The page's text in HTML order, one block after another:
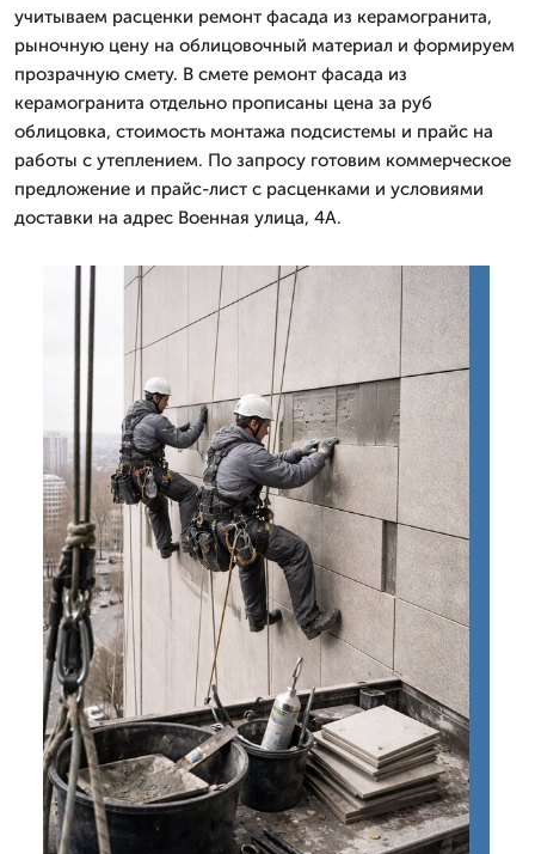
учитываем расценки ремонт фасада из керамогранита,
рыночную цену на облицовочный материал и формируем
прозрачную смету. В смете ремонт фасада из
керамогранита отдельно прописаны цена за руб
облицовка, стоимость монтажа подсистемы и прайс на
работы с утеплением. По запросу готовим коммерческое
предложение и прайс-лист с расценками и условиями
доставки на адрес Военная улица, 4А.